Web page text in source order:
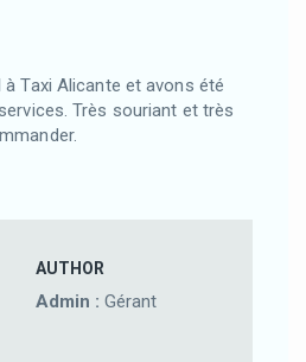
Taxi Alicante et avons été
Très souriant et très
AUTHOR
Admin : Gérant